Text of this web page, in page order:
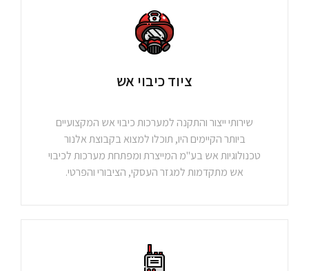
ציוד כיבוי אש
שירותי ייצור והתקנה למערכות כיבוי אש המקצועיים
ביותר הקיימים היו, תוכלו למצוא בקבוצת אלנור
טכנולוגיות אש בע"מ המייצרת ומפתחת מערכות לכיבוי
אש מתקדמות למגזר העסקי, הציבורי והפרטי.